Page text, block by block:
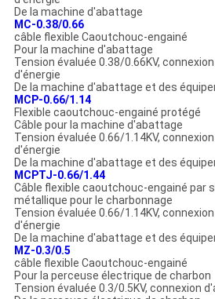
De la machine d'abattage
MC-0.38/0.66
câble flexible Caoutchouc-engainé
Pour la machine d'abattage
Tension évaluée 0.38/0.66KV,
d'énergie
De la machine d'abattage et des
MCP-0.66/1.14
Flexible caoutchouc-engainé protégé
Câble pour la machine d'abattage
Tension évaluée 0.66/1.14KV,
d'énergie
De la machine d'abattage et des
MCPTJ-0.66/1.44
Câble flexible caoutchouc-engainé par
métallique pour le charbonnage
Tension évaluée 0.66/1.14KV,
d'énergie
De la machine d'abattage et des
MZ-0.3/0.5
câble flexible Caoutchouc-engainé
Pour la perceuse électrique de charbon
Tension évaluée 0.3/0.5KV, connexion